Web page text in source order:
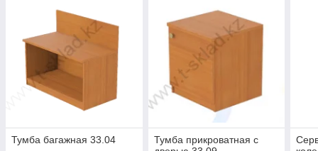
Тумба багажная 33.04
Тумба прикроватная с